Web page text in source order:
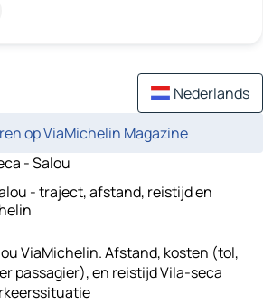
Nederlands
op ViaMichelin Magazine
- Salou
- traject, afstand, reistijd en
ViaMichelin. Afstand, kosten (tol,
passagier), en reistijd Vila-seca